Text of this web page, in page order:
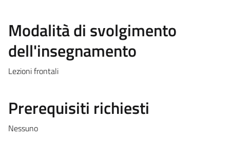
Modalità di svolgimento
dell'insegnamento
Lezioni frontali
Prerequisiti richiesti
Nessuno